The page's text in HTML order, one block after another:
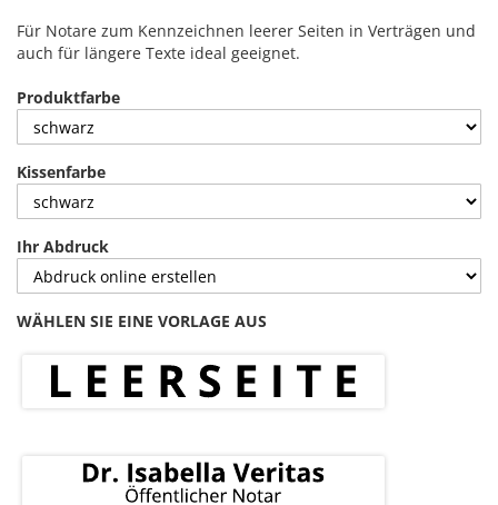
Für Notare zum Kennzeichnen leerer Seiten in Verträgen und
auch für längere Texte ideal geeignet.
Produktfarbe
Kissenfarbe
Ihr Abdruck
WÄHLEN SIE EINE VORLAGE AUS